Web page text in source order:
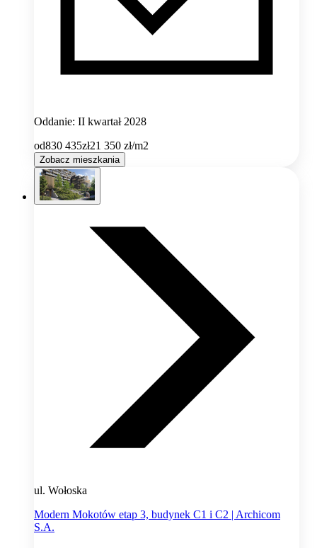
Oddanie: II kwartał 2028
od830 435zł21 350 zł/m2
Zobacz mieszkania
ul. Wołoska
Modern Mokotów etap 3, budynek C1 i C2 | Archicom
S.A.